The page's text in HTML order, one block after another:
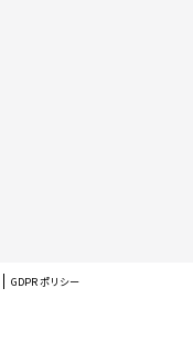
GDPR ポリシー